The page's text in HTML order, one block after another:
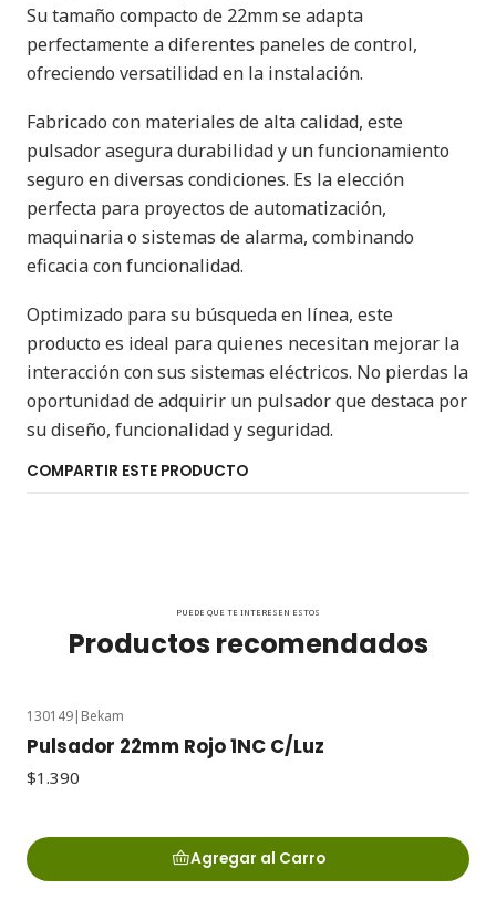
Su tamaño compacto de 22mm se adapta
perfectamente a diferentes paneles de control,
ofreciendo versatilidad en la instalación.
Fabricado con materiales de alta calidad, este
pulsador asegura durabilidad y un funcionamiento
seguro en diversas condiciones. Es la elección
perfecta para proyectos de automatización,
maquinaria o sistemas de alarma, combinando
eficacia con funcionalidad.
Optimizado para su búsqueda en línea, este
producto es ideal para quienes necesitan mejorar la
interacción con sus sistemas eléctricos. No pierdas la
oportunidad de adquirir un pulsador que destaca por
su diseño, funcionalidad y seguridad.
COMPARTIR ESTE PRODUCTO
PUEDE QUE TE INTERESEN ESTOS
Productos recomendados
130149| Bekam
Pulsador 22mm Rojo 1NC C/Luz
$1.390
Agregar al Carro